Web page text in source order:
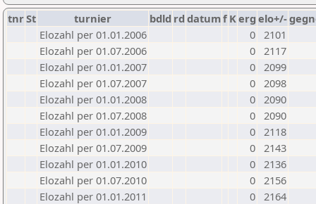
tnrSt turnier bdld rd datumf Kerg elo+/-
Elozahl per 01.01.2006
0 2101
Elozahl per 01.07.2006
0 2117
Elozahl per 01.01.2007
0 2099
Elozahl per 01.07.2007
0 2098
Elozahl per 01.01.2008
0 2090
Elozahl per 01.07.2008
0 2090
Elozahl per 01.01.2009
0 2118
Elozahl per 01.07.2009
0 2143
Elozahl per 01.01.2010
0 2136
Elozahl per 01.07.2010
0 2156
Elozahl per 01.01.2011
0 2164